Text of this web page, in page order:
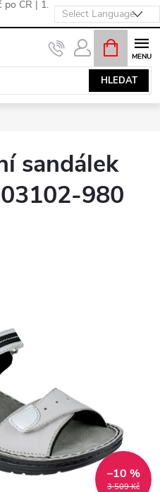
po ČR | 1.
HLEDAT
NÁKUPNÍ
KOŠÍK
sandálek
980
3 509 Kč
–10 %